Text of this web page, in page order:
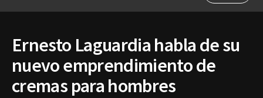
Ernesto Laguardia habla de su
nuevo emprendimiento de
cremas para hombres